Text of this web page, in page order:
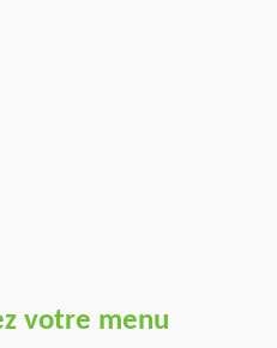
votre menu